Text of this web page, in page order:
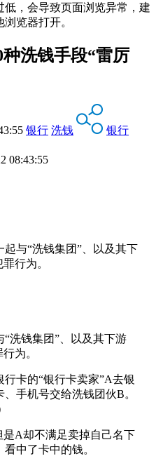
，会导致页面浏览异常，建
览器打开。
洗钱手段“雷厉
银行 洗钱
银行
与“洗钱集团”、以及其下
行为。
“洗钱集团”、以及其下游
为。
卡的“银行卡卖家”A去银
手机号交给洗钱团伙B。
A却不满足卖掉自己名下
中了卡中的钱。